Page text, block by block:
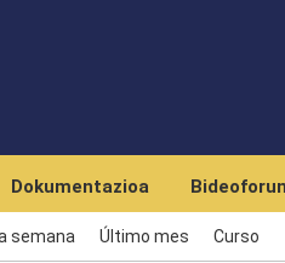
Dokumentazioa
semana Último mes Curso